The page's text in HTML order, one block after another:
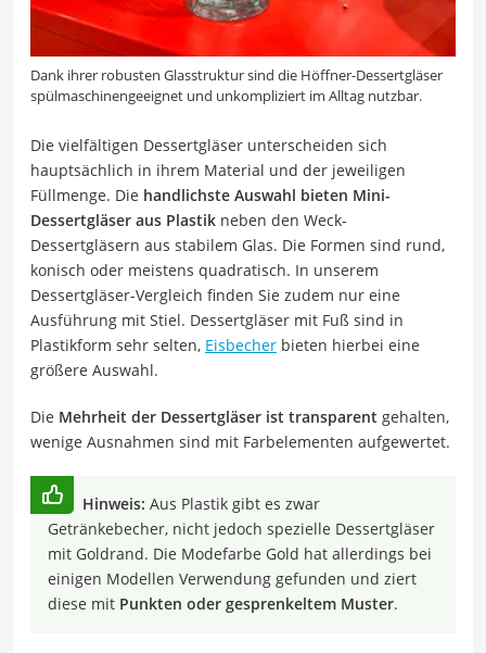
Dank ihrer robusten Glasstruktur sind die Höffner-Dessertgläser
spülmaschinengeeignet und unkompliziert im Alltag nutzbar.
Die vielfältigen Dessertgläser unterscheiden sich
hauptsächlich in ihrem Material und der jeweiligen
Füllmenge. Die handlichste Auswahl bieten Mini-
Dessertgläser aus Plastik neben den Weck-
Dessertgläsern aus stabilem Glas. Die Formen sind rund,
konisch oder meistens quadratisch. In unserem
Dessertgläser-Vergleich finden Sie zudem nur eine
Ausführung mit Stiel. Dessertgläser mit Fuß sind in
Plastikform sehr selten, Eisbecher bieten hierbei eine
größere Auswahl.
Die Mehrheit der Dessertgläser ist transparent gehalten,
wenige Ausnahmen sind mit Farbelementen aufgewertet.
Hinweis: Aus Plastik gibt es zwar
Getränkebecher, nicht jedoch spezielle Dessertgläser
mit Goldrand. Die Modefarbe Gold hat allerdings bei
einigen Modellen Verwendung gefunden und ziert
diese mit Punkten oder gesprenkeltem Muster.